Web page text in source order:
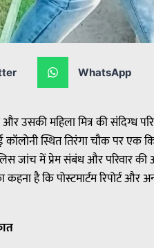
WhatsApp
उसकी महिला मित्र की संदिग्ध
कॉलोनी स्थित तिरंगा चौक पर एक
जांच में प्रेम संबंध और परिवार
है कि पोस्टमार्टम रिपोर्ट और